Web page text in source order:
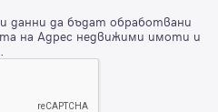
данни да бъдат обработвани
на Адрес недвижими имоти и